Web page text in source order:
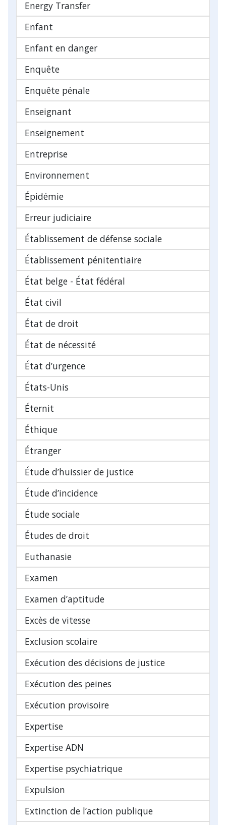
Energy Transfer
Enfant
Enfant en danger
Enquête
Enquête pénale
Enseignant
Enseignement
Entreprise
Environnement
Épidémie
Erreur judiciaire
Établissement de défense sociale
Établissement pénitentiaire
État belge - État fédéral
État civil
État de droit
État de nécessité
État d’urgence
États-Unis
Éternit
Éthique
Étranger
Étude d’huissier de justice
Étude d’incidence
Étude sociale
Études de droit
Euthanasie
Examen
Examen d’aptitude
Excès de vitesse
Exclusion scolaire
Exécution des décisions de justice
Exécution des peines
Exécution provisoire
Expertise
Expertise ADN
Expertise psychiatrique
Expulsion
Extinction de l’action publique